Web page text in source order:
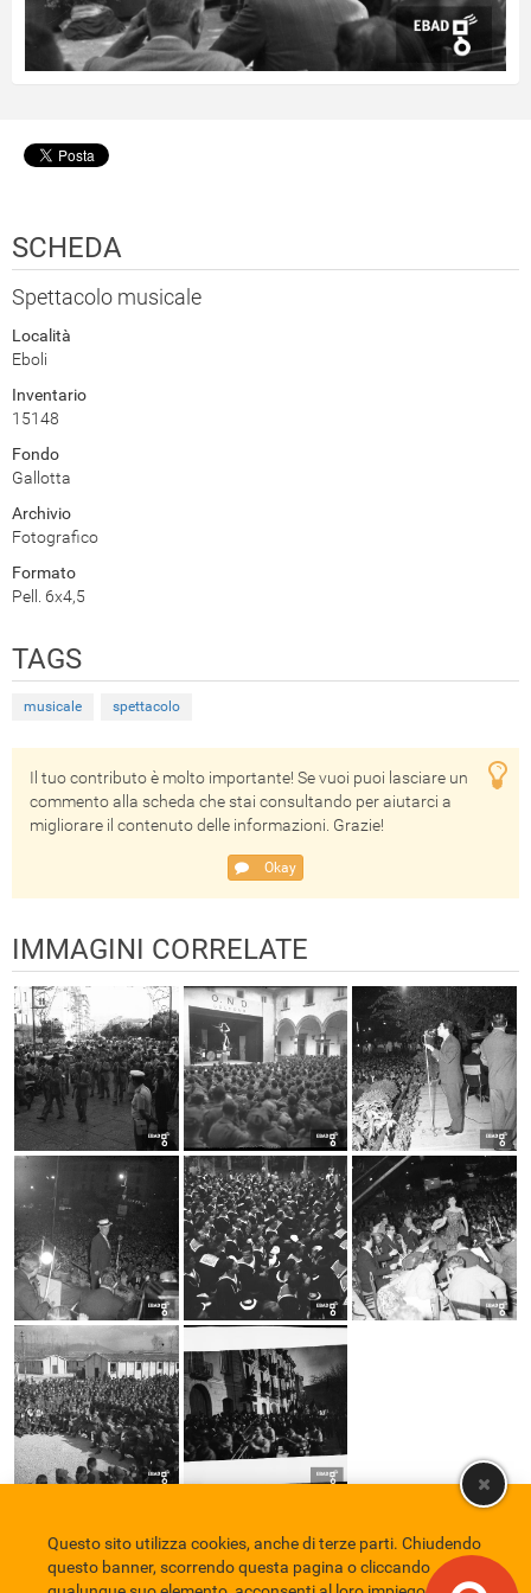
SCHEDA
Spettacolo musicale
Località
Eboli
Inventario
15148
Fondo
Gallotta
Archivio
Fotografico
Formato
Pell. 6x4,5
TAGS
musicale spettacolo
Il tuo contributo è molto importante! Se vuoi puoi lasciare un
commento alla scheda che stai consultando per aiutarci a
migliorare il contenuto delle informazioni. Grazie!
Okay
IMMAGINI CORRELATE
Comune di Eboli Servizio Bibliotecario Nazionale
Privacy policy
Credits
Questo sito utilizza cookies, anche di terze parti. Chiudendo
questo banner, scorrendo questa pagina o cliccando